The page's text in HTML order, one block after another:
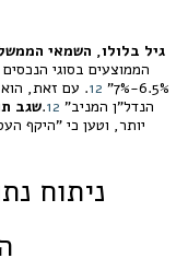
גיל בלולו, השמאי
הממוצעים בסוגי
6.5%-7%"
12. עם זאת, הוא
הנדל"ן המניב" 12
.שגב
יותר, וטען כי "היקף
ניתוח